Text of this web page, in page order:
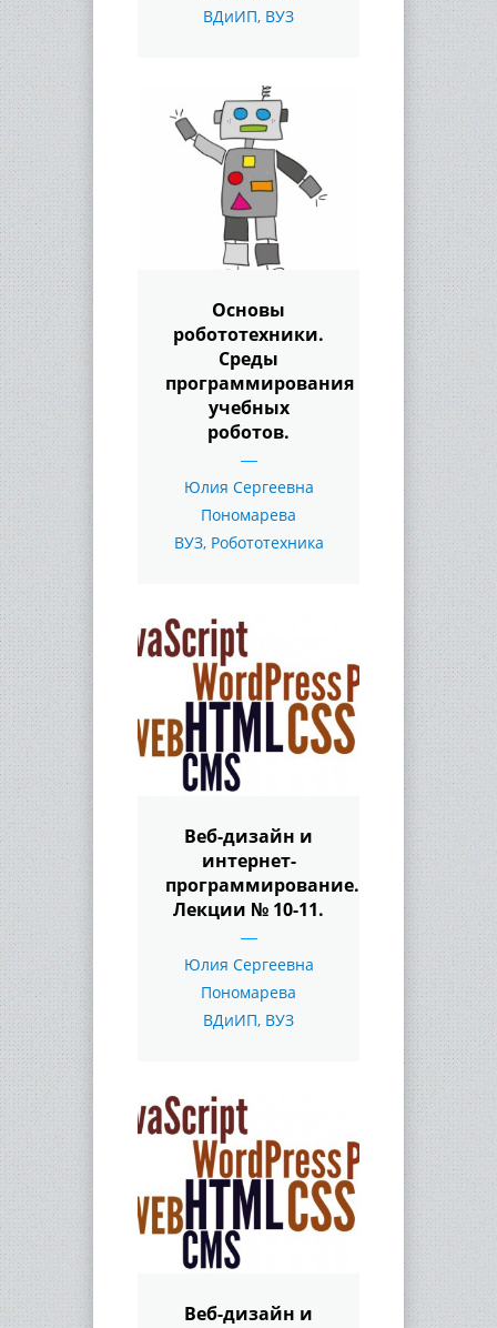
ВДиИП, ВУЗ
Основы
робототехники.
Среды
программирования
учебных
роботов.
Юлия Сергеевна
Пономарева
ВУЗ, Робототехника
Веб-дизайн и
интернет-
программирование.
Лекции № 10-11.
Юлия Сергеевна
Пономарева
ВДиИП, ВУЗ
Веб-дизайн и